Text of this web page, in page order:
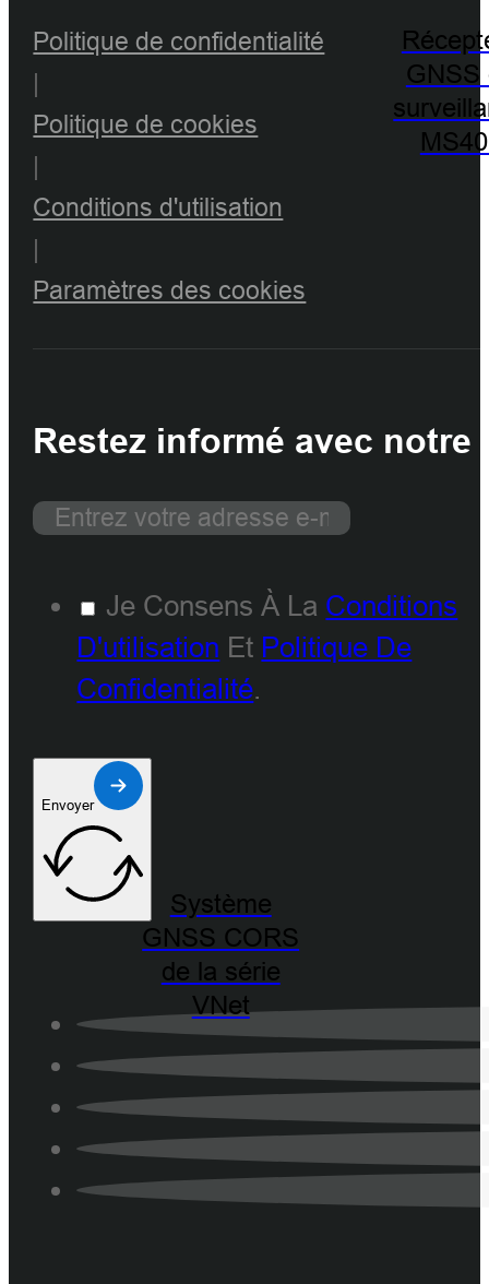
GNSS
Système
GNSS CORS
de la série
VNet
Politique de confidentialité
Politique de cookies
Conditions d'utilisation
Paramètres des cookies
Restez informé avec notre
Je Consens À La Conditions
D'utilisation Et Politique De
Confidentialité.
Envoyer